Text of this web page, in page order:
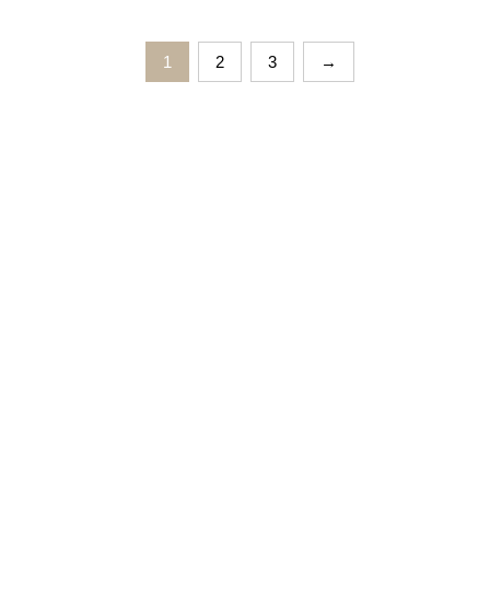
1 2 3 →